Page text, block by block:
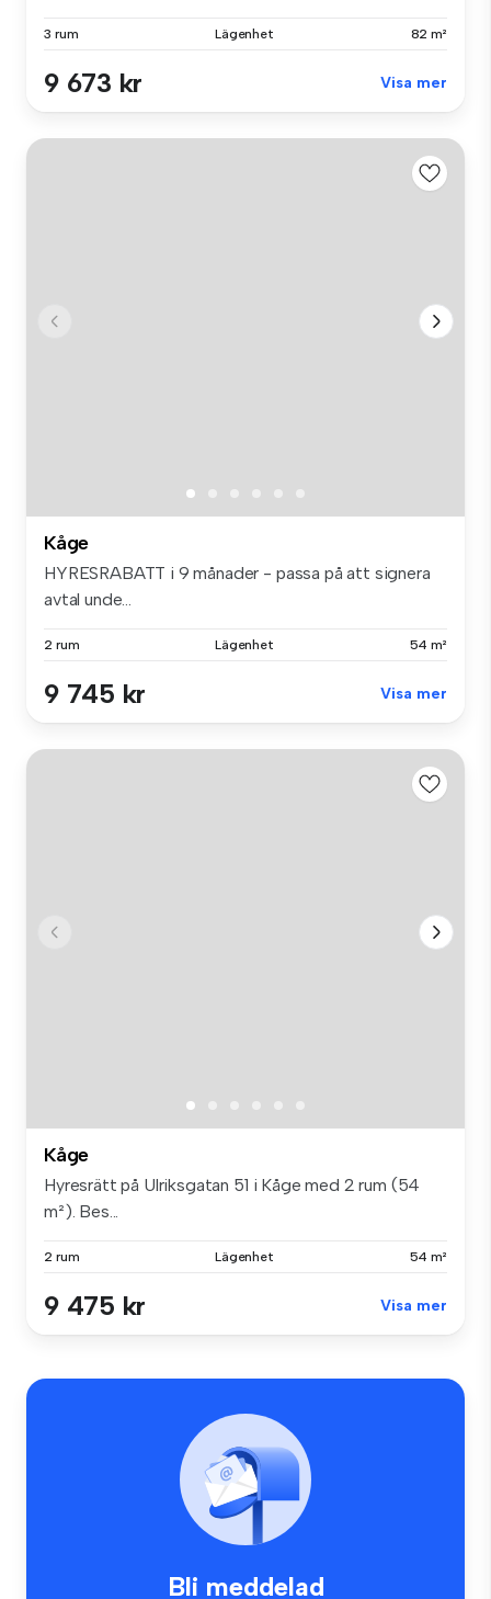
3 rum Lägenhet 82 m²
9 673 kr Visa mer
Kåge
HYRESRABATT i 9 månader - passa på att signera
avtal unde...
2 rum Lägenhet 54 m²
9 745 kr Visa mer
Kåge
Hyresrätt på Ulriksgatan 51 i Kåge med 2 rum (54
m²). Bes...
2 rum Lägenhet 54 m²
9 475 kr Visa mer
Bli meddelad